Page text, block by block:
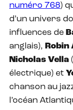
numéro 768)
d’un univers
influences de
anglais), Robin
Nicholas Vella
électrique) et
chanson au
l’océan